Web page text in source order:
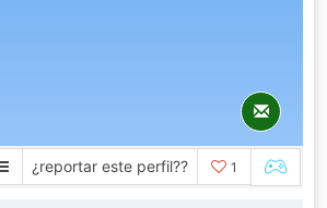
¿reportar este perfil?? 1